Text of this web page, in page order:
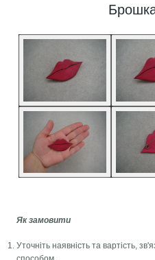
Як замовити
Уточніть наявність та вартість,